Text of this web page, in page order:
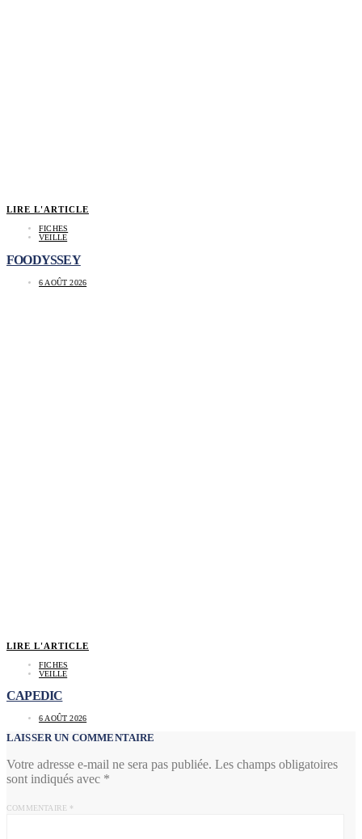
LIRE L'ARTICLE
FICHES
VEILLE
FOODYSSEY
6 AOÛT 2026
LIRE L'ARTICLE
FICHES
VEILLE
CAPEDIC
6 AOÛT 2026
LAISSER UN COMMENTAIRE
Votre adresse e-mail ne sera pas publiée. Les champs obligatoires
sont indiqués avec *
COMMENTAIRE *